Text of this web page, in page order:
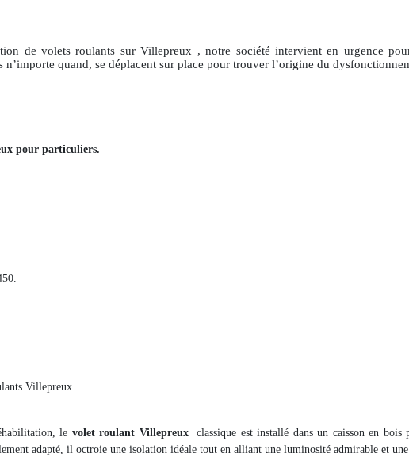
de volets roulants sur Villepreux , notre société intervient en urgence
n’importe quand, se déplacent sur place pour trouver l’origine du
pour particuliers.
Villepreux.
le volet roulant Villepreux
classique est installé dans un caisson en
adapté, il octroie une isolation idéale tout en alliant une luminosité admirable et